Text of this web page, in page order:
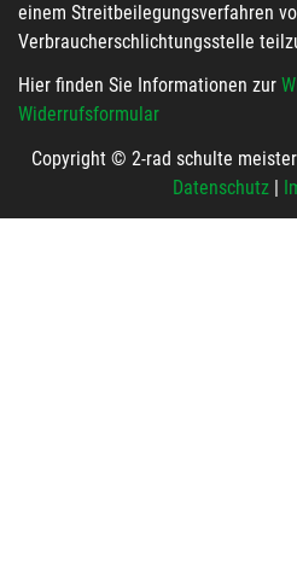
einem Streitbeilegungsverfahren
Verbraucherschlichtungsstelle
Hier finden Sie Informationen zur
Widerrufsformular
Copyright © 2-rad schulte
Datenschutz|